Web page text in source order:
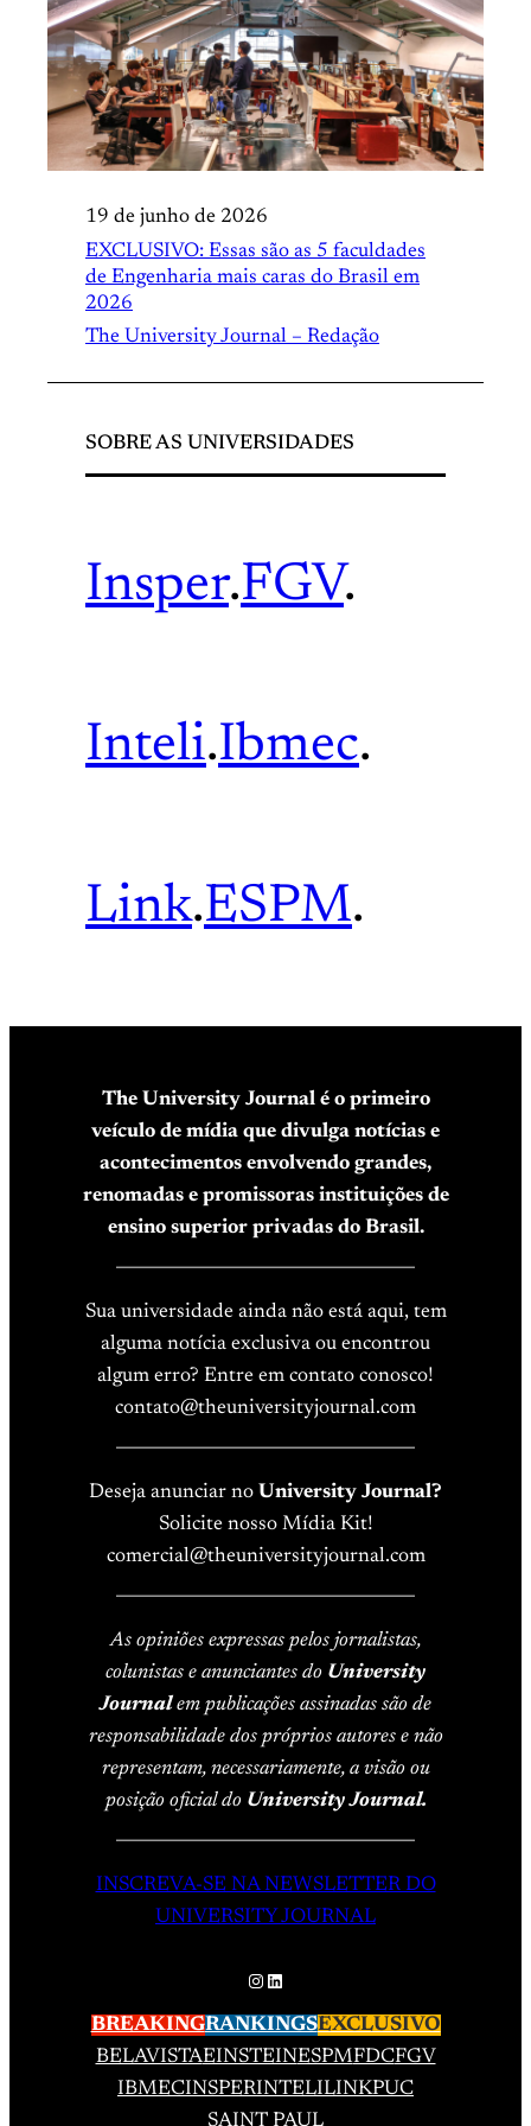
19 de junho de 2026
EXCLUSIVO: Essas são as 5 faculdades
de Engenharia mais caras do Brasil em
2026
The University Journal – Redação
SOBRE AS UNIVERSIDADES
Insper.FGV.
Inteli.Ibmec.
Link.ESPM.
The University Journal é o primeiro
veículo de mídia que divulga notícias e
acontecimentos envolvendo grandes,
renomadas e promissoras instituições de
ensino superior privadas do Brasil.
Sua universidade ainda não está aqui, tem
alguma notícia exclusiva ou encontrou
algum erro? Entre em contato conosco!
contato@theuniversityjournal.com
Deseja anunciar no University Journal?
Solicite nosso Mídia Kit!
comercial@theuniversityjournal.com
As opiniões expressas pelos jornalistas,
colunistas e anunciantes do University
Journalem publicações assinadas são de
responsabilidade dos próprios autores e não
representam, necessariamente, a visão ou
posição oficial do University Journal.
INSCREVA-SE NA NEWSLETTER DO
UNIVERSITY JOURNAL
Instagram
LinkedIn
BREAKINGRANKINGSEXCLUSIVO
BELAVISTAEINSTEINESPMFDCFGV
IBMECINSPERINTELILINKPUC
SAINT PAUL